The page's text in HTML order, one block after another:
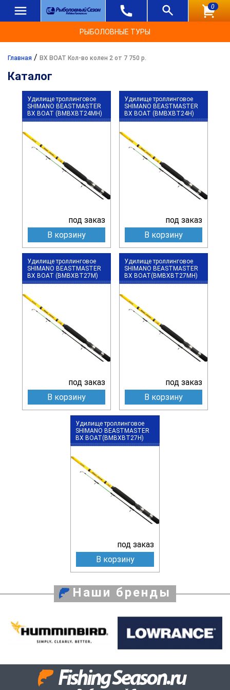
0
РЫБОЛОВНЫЕ ТУРЫ
Главная / BX BOAT Кол-во колен 2 от 7 750 р.
Каталог
Удилище троллинговое
SHIMANO BEASTMASTER
BX BOAT (BMBXBT24MH)
под заказ
В корзину
Удилище троллинговое
SHIMANO BEASTMASTER
BX BOAT (BMBXBT24H)
под заказ
В корзину
Удилище троллинговое
SHIMANO BEASTMASTER
BX BOAT (BMBXBT27M)
под заказ
В корзину
Удилище троллинговое
SHIMANO BEASTMASTER
BX BOAT(BMBXBT27MH)
под заказ
В корзину
Удилище троллинговое
SHIMANO BEASTMASTER
BX BOAT(BMBXBT27H)
под заказ
В корзину
Наши бренды